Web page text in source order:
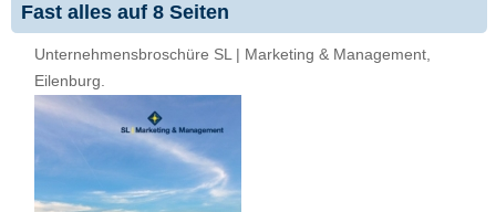
Fast alles auf 8 Seiten
Unternehmensbroschüre SL | Marketing & Management,
Eilenburg.